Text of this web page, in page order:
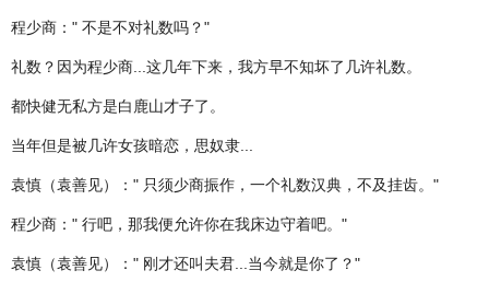
程少商：" 不是不对礼数吗？"
礼数？因为程少商...这几年下来，我方早不知坏了几许礼数。
都快健无私方是白鹿山才子了。
当年但是被几许女孩暗恋，思奴隶...
袁慎（袁善见）：" 只须少商振作，一个礼数汉典，不及挂齿。"
程少商：" 行吧，那我便允许你在我床边守着吧。"
袁慎（袁善见）：" 刚才还叫夫君...当今就是你了？"